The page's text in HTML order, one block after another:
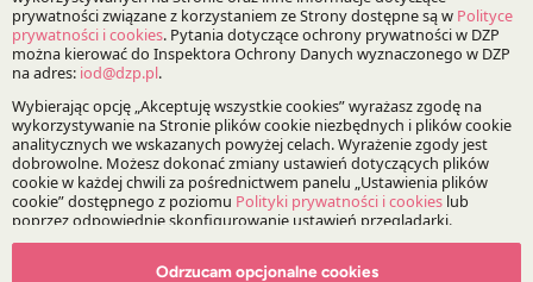
O Kancelarii
O DZP
Zespół
Nasze doradztwo
Alerty prawne
Odrzucam opcjonalne cookies